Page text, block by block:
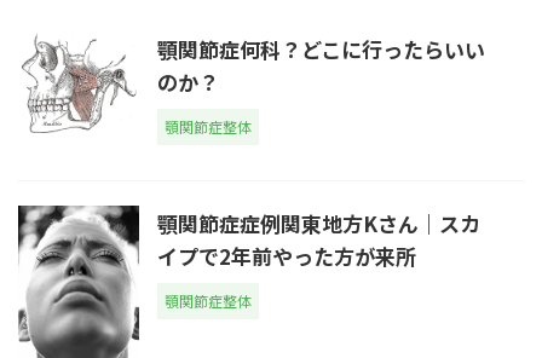
顎関節症何科？どこに行ったらいい
のか？
顎関節症整体
顎関節症症例関東地方Kさん｜スカ
イプで2年前やった方が来所
顎関節症整体